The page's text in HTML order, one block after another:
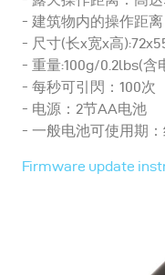
建筑物内的操作距
尺寸(长x宽x高
重量:100g/0.2lbs(含
每秒可引閃：100次
电源：2节AA电池
一般电池可使用期
Firmware update